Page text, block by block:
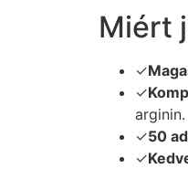
Miért
✓
✓
arginin.
✓50
✓